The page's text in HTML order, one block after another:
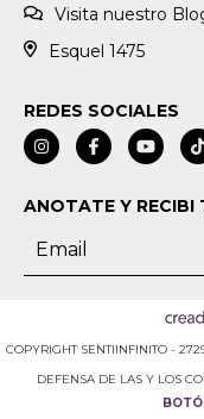
Visita nuestro
Esquel 1475
REDES SOCIALES
ANOTATE Y RECIBI
COPYRIGHT SENTIINFINITO -
DEFENSA DE LAS Y LOS